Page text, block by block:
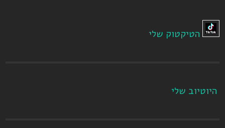
הטיקטוק שלי
היוטיוב שלי